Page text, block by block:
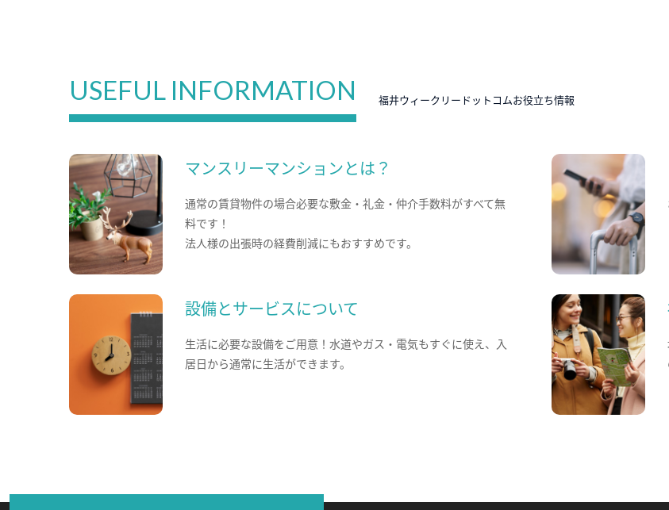
USEFUL INFORMATION 福井ウィークリードットコムお役立ち情報
マンスリーマンションとは？
通常の賃貸物件の場合必要な敷金・礼金・仲介手数料がすべて無
料です！
法人様の出張時の経費削減にもおすすめです。
設備とサービスについて
生活に必要な設備をご用意！水道やガス・電気もすぐに使え、入
居日から通常に生活ができます。